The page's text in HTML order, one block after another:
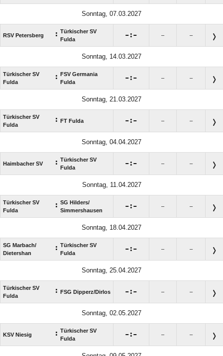
Sonntag, 07.03.2027
RSV Petersberg : Türkischer SV
Fulda
: – –
Sonntag, 14.03.2027
Türkischer SV
Fulda
: FSV Germania
Fulda
: – –
Sonntag, 21.03.2027
Türkischer SV
Fulda
: FT Fulda : – –
Sonntag, 04.04.2027
Haimbacher SV : Türkischer SV
Fulda
: – –
Sonntag, 11.04.2027
Türkischer SV
Fulda
: SG Hilders/​
Simmershausen
: – –
Sonntag, 18.04.2027
SG Marbach/​
Dietershan
: Türkischer SV
Fulda
: – –
Sonntag, 25.04.2027
Türkischer SV
Fulda
: FSG Dipperz/​Dirlos : – –
Sonntag, 02.05.2027
KSV Niesig : Türkischer SV
Fulda
: – –